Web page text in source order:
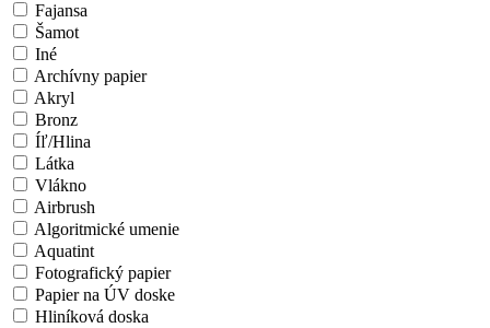
Fajansa
Šamot
Iné
Archívny papier
Akryl
Bronz
Íľ/Hlina
Látka
Vlákno
Airbrush
Algoritmické umenie
Aquatint
Fotografický papier
Papier na ÚV doske
Hliníková doska